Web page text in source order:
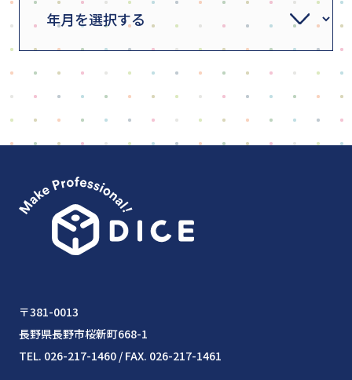
〒381-0013
長野県長野市桜新町668-1
TEL. 026-217-1460 / FAX. 026-217-1461